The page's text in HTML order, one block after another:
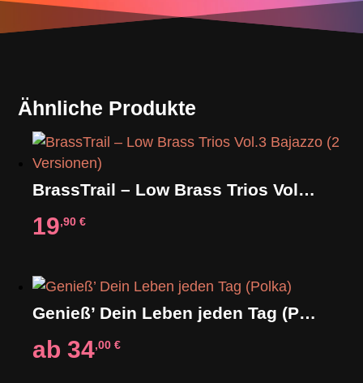
Ähnliche Produkte
BrassTrail – Low Brass Trios Vol.3 Bajazzo (2 Versionen)
19,90€
Genieß’ Dein Leben jeden Tag (Polka)
ab34,00€